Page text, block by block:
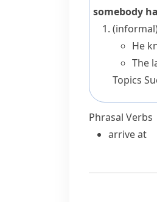
somebody
He
The
Topics
Phrasal Verbs
arrive at